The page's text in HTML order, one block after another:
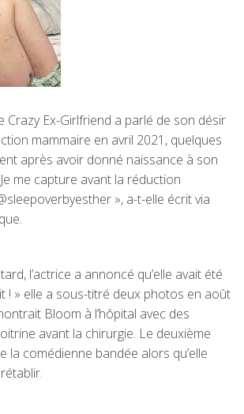
Crazy Ex-Girlfriend a parlé de son désir
mammaire en avril 2021, quelques
après avoir donné naissance à son
me capture avant la réduction
», a-t-elle écrit via
l’actrice a annoncé qu’elle avait été
! » elle a sous-titré deux photos en août
Bloom à l’hôpital avec des
avant la chirurgie. Le deuxième
la comédienne bandée alors qu’elle